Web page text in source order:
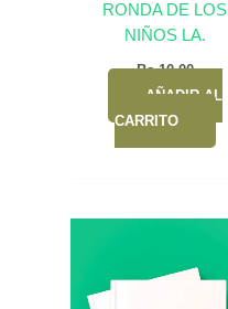
RONDA DE LOS
NIÑOS LA.
Bs.10,00
AÑADIR AL
CARRITO